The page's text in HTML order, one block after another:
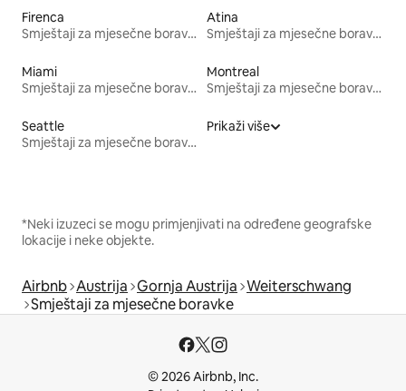
Firenca
Smještaji za mjesečne boravke
Atina
Smještaji za mjesečne boravke
Miami
Smještaji za mjesečne boravke
Montreal
Smještaji za mjesečne boravke
Seattle
Smještaji za mjesečne boravke
Prikaži više
*Neki izuzeci se mogu primjenjivati na određene geografske
lokacije i neke objekte.
Airbnb Austrija Gornja Austrija Weiterschwang
Smještaji za mjesečne boravke
© 2026 Airbnb, Inc.